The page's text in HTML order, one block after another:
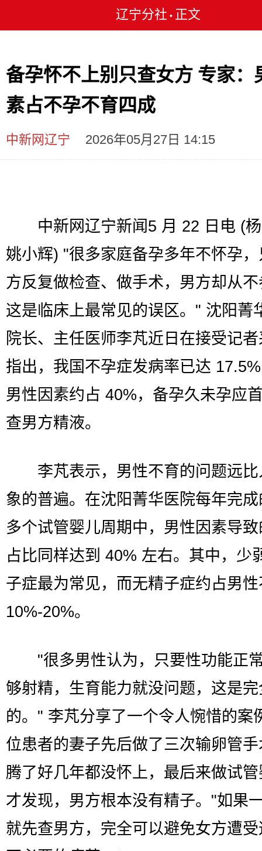
辽宁分社 • 正文
备孕怀不上别只查女方 专家：
素占不孕不育四成
中新网辽宁 2026年05月27日 14:15
中新网辽宁新闻5 月 22 日电 (
姚小辉) "很多家庭备孕多年不怀孕
方反复做检查、做手术，男方却从
这是临床上最常见的误区。" 沈阳菁
院长、主任医师李芃近日在接受记
指出，我国不孕症发病率已达
男性因素约占 40%，备孕久未孕应
查男方精液。
李芃表示，男性不育的问题远比
象的普遍。在沈阳菁华医院每年完
多个试管婴儿周期中，男性因素导
占比同样达到 40% 左右。其中，少
子症最为常见，而无精子症约占男
10%-20%。
"很多男性认为，只要性功能正
够射精，生育能力就没问题，这是
的。" 李芃分享了一个令人惋惜的案
位患者的妻子先后做了三次输卵管
腾了好几年都没怀上，最后来做试
才发现，男方根本没有精子。"如果
就先查男方，完全可以避免女方遭